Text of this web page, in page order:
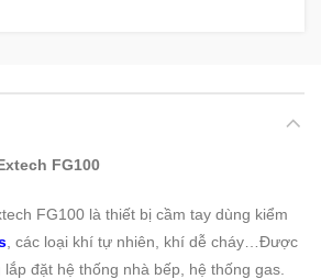
FG100
FG100 là thiết bị cầm tay dùng kiểm
, các loại khí tự nhiên, khí dễ cháy…Được
đặt hệ thống nhà bếp, hệ thống gas.